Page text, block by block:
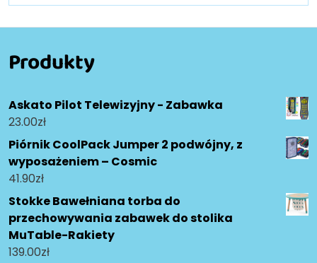
Produkty
Askato Pilot Telewizyjny - Zabawka
23.00zł
Piórnik CoolPack Jumper 2 podwójny, z
wyposażeniem – Cosmic
41.90zł
Stokke Bawełniana torba do
przechowywania zabawek do stolika
MuTable-Rakiety
139.00zł